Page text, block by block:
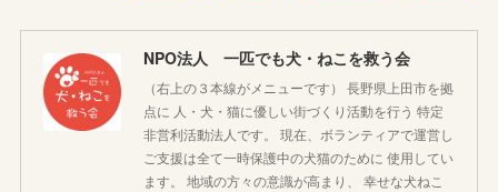
NPO法人 一匹でも犬・ねこを救う会
（右上の３本線がメニューです） 長野県上田市を拠
点に 人・犬・猫に優しい街づくり活動を行う 特定
非営利活動法人です。 現在、ボランティアで運営し
ご支援は全て一時保護中の犬猫のために 使用してい
ます。 地域の方々の意識が高まり、 幸せな犬ねこ